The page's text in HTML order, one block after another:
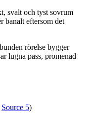
svalt och tyst sovrum
banalt eftersom det
rörelse bygger
lugna pass, promenad
Source 5)